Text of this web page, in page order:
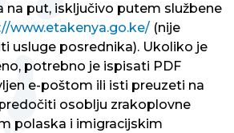
na put, isključivo putem službene
www.etakenya.go.ke/ (nije
usluge posrednika). Ukoliko je
potrebno je ispisati PDF
e-poštom ili isti preuzeti na
osoblju zrakoplovne
polaska i imigracijskim